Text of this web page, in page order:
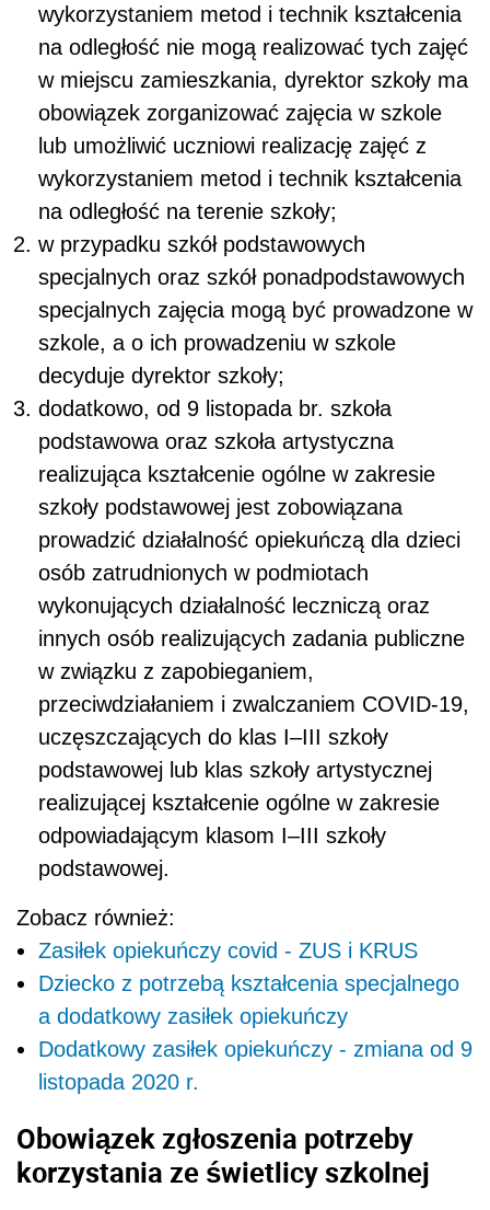
wykorzystaniem metod i technik kształcenia
na odległość nie mogą realizować tych zajęć
w miejscu zamieszkania, dyrektor szkoły ma
obowiązek zorganizować zajęcia w szkole
lub umożliwić uczniowi realizację zajęć z
wykorzystaniem metod i technik kształcenia
na odległość na terenie szkoły;
w przypadku szkół podstawowych
specjalnych oraz szkół ponadpodstawowych
specjalnych zajęcia mogą być prowadzone w
szkole, a o ich prowadzeniu w szkole
decyduje dyrektor szkoły;
dodatkowo, od 9 listopada br. szkoła
podstawowa oraz szkoła artystyczna
realizująca kształcenie ogólne w zakresie
szkoły podstawowej jest zobowiązana
prowadzić działalność opiekuńczą dla dzieci
osób zatrudnionych w podmiotach
wykonujących działalność leczniczą oraz
innych osób realizujących zadania publiczne
w związku z zapobieganiem,
przeciwdziałaniem i zwalczaniem COVID-19,
uczęszczających do klas I–III szkoły
podstawowej lub klas szkoły artystycznej
realizującej kształcenie ogólne w zakresie
odpowiadającym klasom I–III szkoły
podstawowej.
Zobacz również:
Zasiłek opiekuńczy covid - ZUS i KRUS
Dziecko z potrzebą kształcenia specjalnego
a dodatkowy zasiłek opiekuńczy
Dodatkowy zasiłek opiekuńczy - zmiana od 9
listopada 2020 r.
Obowiązek zgłoszenia potrzeby
korzystania ze świetlicy szkolnej